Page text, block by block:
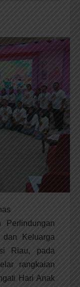
Perlindungan
Keluarga
Riau, pada
rangkaian
Hari Anak